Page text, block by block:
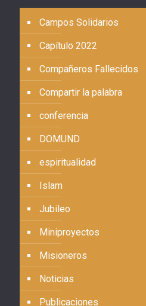
Campos Solidarios
Capítulo 2022
Compañeros Fallecidos
Compartir la palabra
conferencia
DOMUND
espiritualidad
Islam
Jubileo
Miniproyectos
Misioneros
Noticias
Publicaciones